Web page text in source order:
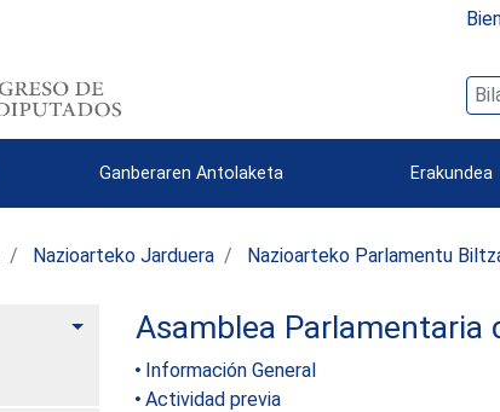
Ganberaren Antolaketa Erakundea
Nazioarteko Jarduera Nazioarteko Parlamentu
ToggleAsamblea Parlamentaria
Información General
Actividad previa